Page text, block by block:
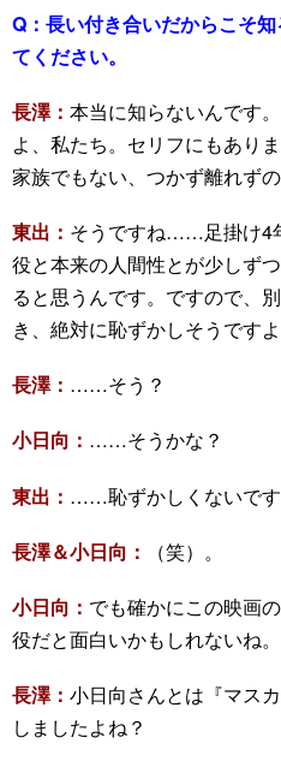
Q： 長い付き合いだからこそ
てください。
長澤： 本当に知らないんです
よ、私たち。セリフにもあり
家族でもない、つかず離れずの
東出： そうですね……足掛け4
役と本来の人間性とが少しず
ると思うんです。ですので、
き、絶対に恥ずかしそうです
長澤： ……そう？
小日向： ……そうかな？
東出： ……恥ずかしくないです
長澤＆小日向： （笑）。
小日向： でも確かにこの映画
役だと面白いかもしれないね。
長澤： 小日向さんとは『マス
しましたよね？